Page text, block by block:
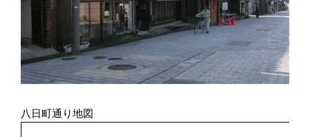
八日町通り地図